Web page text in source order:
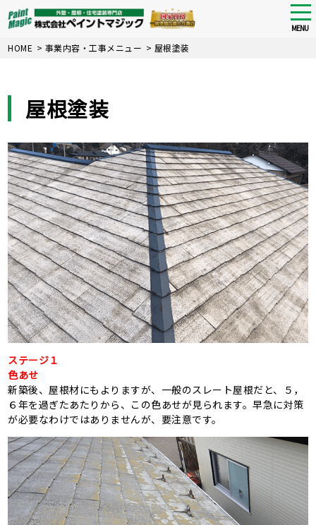
Skip
MENU
HOME > 事業内容・工事メニュー > 屋根塗装
屋根塗装
ステージ１
色あせ
新築後、屋根材にもよりますが、一般のスレート屋根だと、５，
６年を過ぎたあたりから、この色あせが見られます。早急に対策
が必要なわけではありませんが、要注意です。